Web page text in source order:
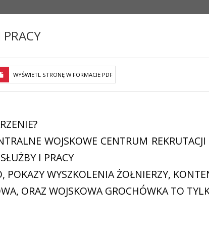
WYŚWIETL STRONĘ W FORMACIE PDF
WOJSKOWE CENTRUM
I PRACY
POKAZY WYSZKOLENIA ŻOŁNIERZY,
ORAZ WOJSKOWA GROCHÓWKA TO